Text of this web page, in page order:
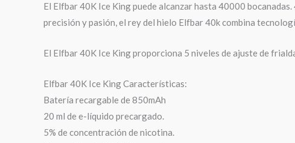
El Elfbar 40K Ice King puede alcanzar hasta 40000
precisión y pasión, el rey del hielo Elfbar 40k combina
El Elfbar 40K Ice King proporciona 5 niveles de ajuste de
Elfbar 40K Ice King Características:
Batería recargable de 850mAh
20 ml de e-líquido precargado.
5% de concentración de nicotina.